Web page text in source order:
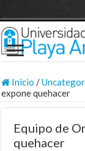
Inicio /
expone quehacer
Equipo de
quehacer